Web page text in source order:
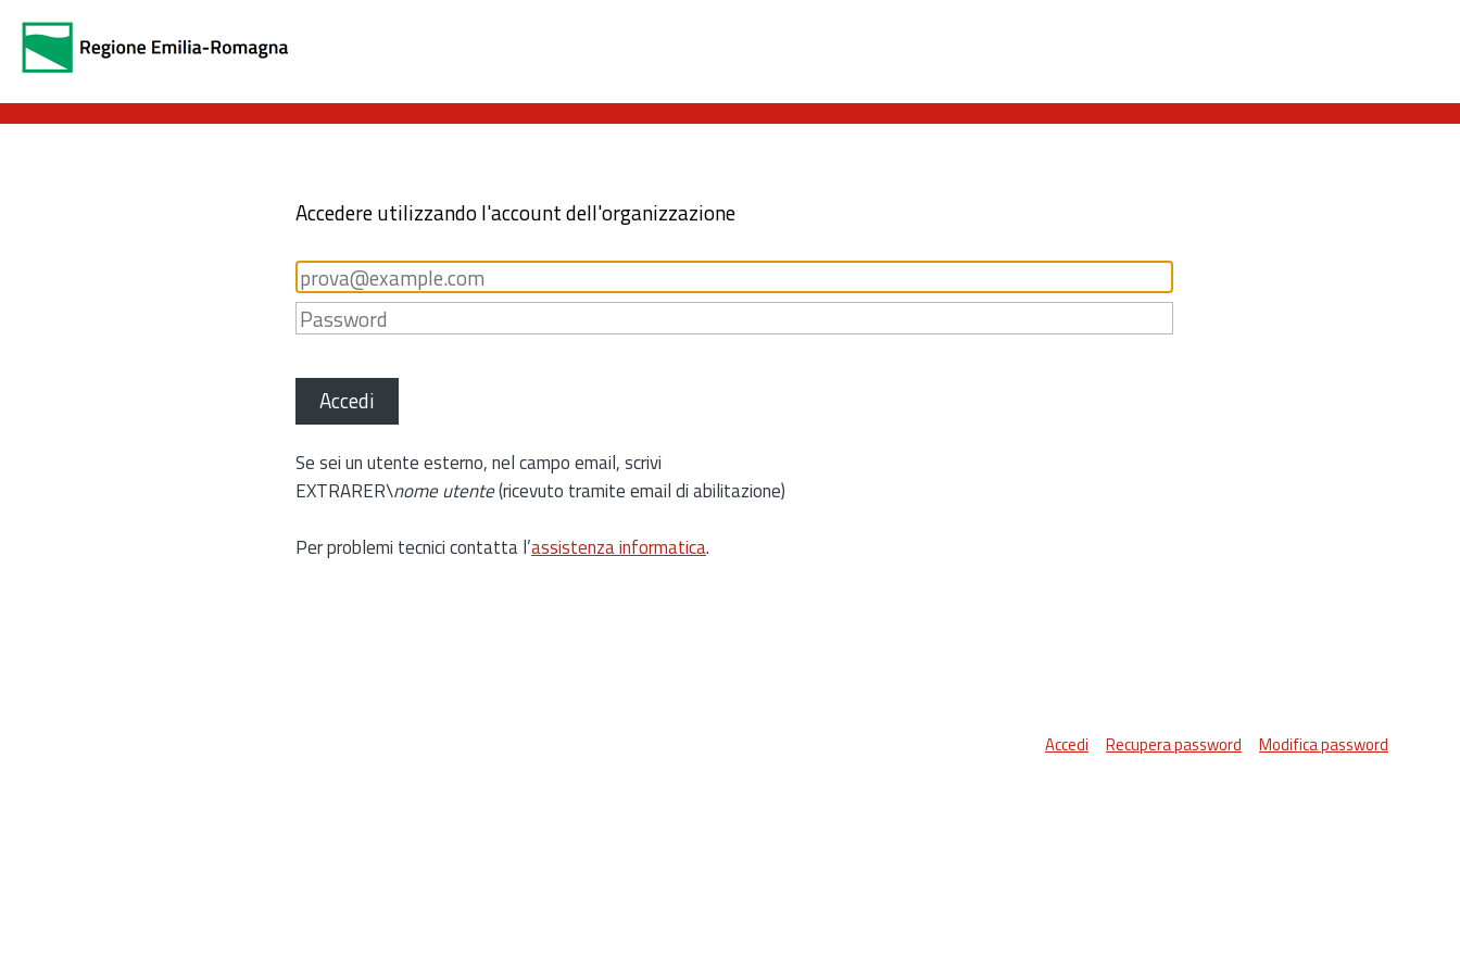
Accedere utilizzando l'account dell'organizzazione
Accedi
Se sei un utente esterno, nel campo email, scrivi
EXTRARER\nome utente(ricevuto tramite email di abilitazione)
Per problemi tecnici contatta l’assistenza informatica.
Accedi Recupera password Modifica password